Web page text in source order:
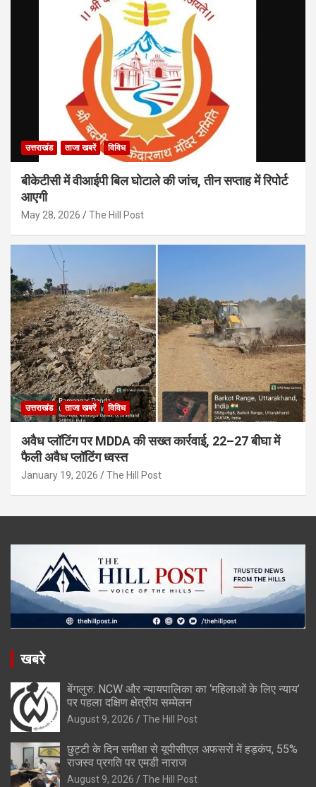
उत्तराखंड ताजा खबरें विविध
बीकेटीसी में वीआईपी बिल घोटाले की जांच, तीन सप्ताह में रिपोर्ट
आएगी
May 28, 2026 The Hill Post
उत्तराखंड ताजा खबरें विविध
अवैध प्लॉटिंग पर MDDA की सख्त कार्रवाई, 22–27 बीघा में
फैली अवैध प्लॉटिंग ध्वस्त
January 19, 2026 The Hill Post
खबरे
बेंगलुरु: NCW और न्यायपालिका का ‘महिलाओं के लिए न्याय’
पर पहला दक्षिण क्षेत्रीय सम्मेलन
August 9, 2026 The Hill Post
छुट्टी के दिन समीक्षा से यूपीसीएल अफसरों में हड़कंप, 55%
राजस्व प्रगति पर एमडी नाराज
August 9, 2026 The Hill Post